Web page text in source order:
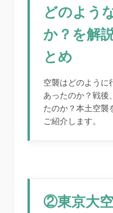
どのよう
か？を解
とめ
空襲はどのように
あったのか？戦後
たのか？本土空襲
ご紹介します。
②東京大